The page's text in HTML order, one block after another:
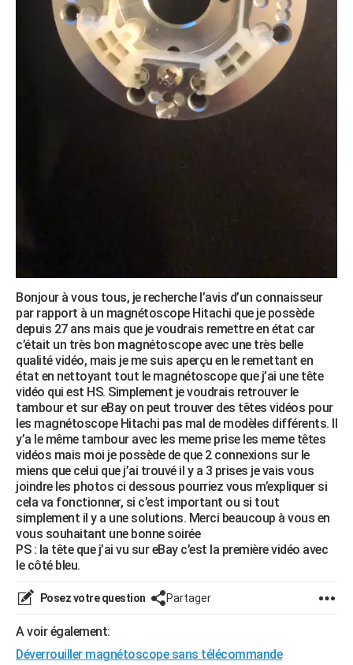
Bonjour à vous tous, je recherche l’avis d’un connaisseur
par rapport à un magnétoscope Hitachi que je possède
depuis 27 ans mais que je voudrais remettre en état car
c’était un très bon magnétoscope avec une très belle
qualité vidéo, mais je me suis aperçu en le remettant en
état en nettoyant tout le magnétoscope que j’ai une tête
vidéo qui est HS. Simplement je voudrais retrouver le
tambour et sur eBay on peut trouver des têtes vidéos pour
les magnétoscope Hitachi pas mal de modèles différents. Il
y’a le même tambour avec les meme prise les meme têtes
vidéos mais moi je possède de que 2 connexions sur le
miens que celui que j’ai trouvé il y a 3 prises je vais vous
joindre les photos ci dessous pourriez vous m’expliquer si
cela va fonctionner, si c’est important ou si tout
simplement il y a une solutions. Merci beaucoup à vous en
vous souhaitant une bonne soirée
PS : la tête que j’ai vu sur eBay c’est la première vidéo avec
le côté bleu.
Posez votre question Partager
A voir également:
Déverrouiller magnétoscope sans télécommande